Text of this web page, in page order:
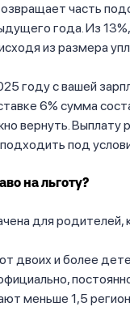
часть
года. Из
из размера
году с вашей
6% сумма
вернуть. Выплату
под
на льготу?
для родителей,
двоих и более
меньше 1,5